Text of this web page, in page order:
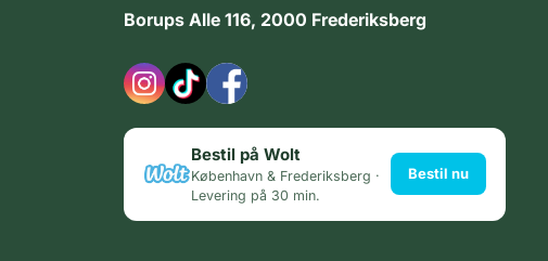
Borups Alle 116, 2000 Frederiksberg
Bestil på Wolt
København & Frederiksberg ·
Levering på 30 min.
Bestil nu